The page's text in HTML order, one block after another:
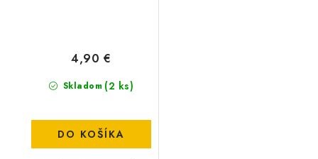
Skladom (2 ks)
4,90 €
DO KOŠÍKA